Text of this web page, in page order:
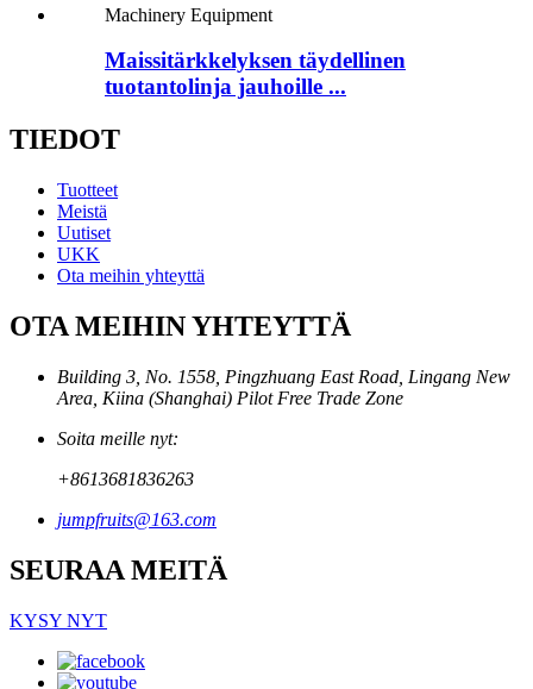
Maissitärkkelyksen täydellinen
tuotantolinja jauhoille ...
TIEDOT
Tuotteet
Meistä
Uutiset
UKK
Ota meihin yhteyttä
OTA MEIHIN YHTEYTTÄ
Building 3, No. 1558, Pingzhuang East Road, Lingang New
Area, Kiina (Shanghai) Pilot Free Trade Zone
Soita meille nyt:
+8613681836263
jumpfruits@163.com
SEURAA MEITÄ
KYSY NYT